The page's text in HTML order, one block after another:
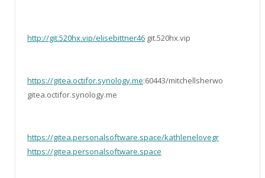
http://git.520hx.vip/elisebittner46 git.520hx.vip
https://gitea.octifor.synology.me:60443/mitchellsherwo
gitea.octifor.synology.me
https://gitea.personalsoftware.space/kathlenelovegr
https://gitea.personalsoftware.space